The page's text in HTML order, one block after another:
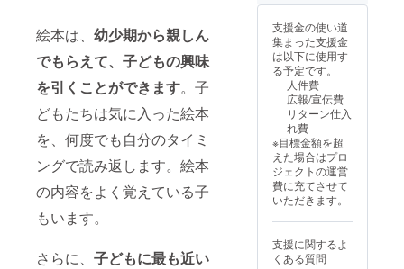
絵本は、 幼少期から親しん
でもらえて、子どもの興味
を引く ことができます。子
どもたちは気に入った絵本
を、何度でも自分のタイミ
ングで読み返します。絵本
の内容をよく覚えている子
もいます。
さらに、 子どもに最も近い
支援金の使い道
集まった支援金
は以下に使用す
る予定です。
人件費
広報/宣伝費
リターン仕入
れ費
※目標金額を超
えた場合はプロ
ジェクトの運営
費に充てさせて
いただきます。
支援に関するよ
くある質問